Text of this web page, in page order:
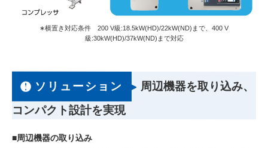
∗横置き対応条件 200 V級:18.5kW(HD)/22kW(ND)まで、400 V
級:30kW(HD)/37kW(ND)まで対応
ソリューション 周辺機器を取り込み、
コンパクト設計を実現
■周辺機器の取り込み